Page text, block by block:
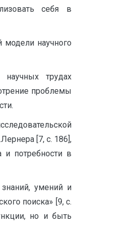
себя в
модели научного
научных трудах
проблемы
[7, с. 186],
и потребности в
знаний, умений и
поиска» [9, с.
но и быть